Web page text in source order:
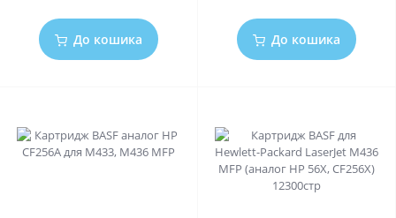
До кошика До кошика